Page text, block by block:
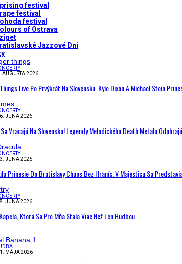
festival
festival
festival
of Ostrava
Jazzové Dni
AUGUSTA 2026
Live Po Prvýkrát Na Slovensku. Kyle Dixon A Michael Stein
JÚNA 2026
Vracajú Na Slovensko! Legendy Melodického Death Metalu
JÚNA 2026
Prinesie Do Bratislavy Chaos Bez Hraníc. V Majesticu Sa
JÚNA 2026
Ktorá Sa Pre Mňa Stala Viac Než Len Hudbou
MÁJA 2026